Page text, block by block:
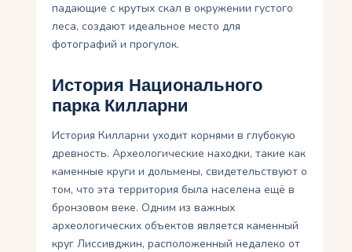
падающие с крутых скал в окружении густого
леса, создают идеальное место для
фотографий и прогулок.
История Национального
парка Килларни
История Килларни уходит корнями в глубокую
древность. Археологические находки, такие как
каменные круги и дольмены, свидетельствуют о
том, что эта территория была населена ещё в
бронзовом веке. Одним из важных
археологических объектов является каменный
круг Лиссивджин, расположенный недалеко от